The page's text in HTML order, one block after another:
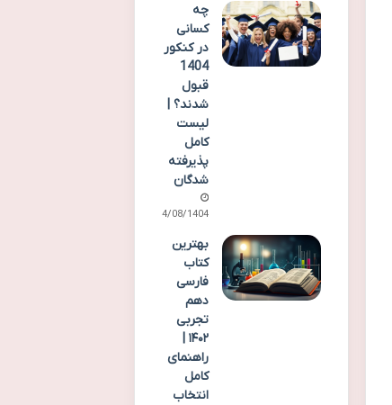
چه
کسانی
در کنکور
1404
قبول
شدند؟ |
لیست
کامل
پذیرفته
شدگان
14/08/1404
بهترین
کتاب
فارسی
دهم
تجربی
۱۴۰۲ |
راهنمای
کامل
انتخاب